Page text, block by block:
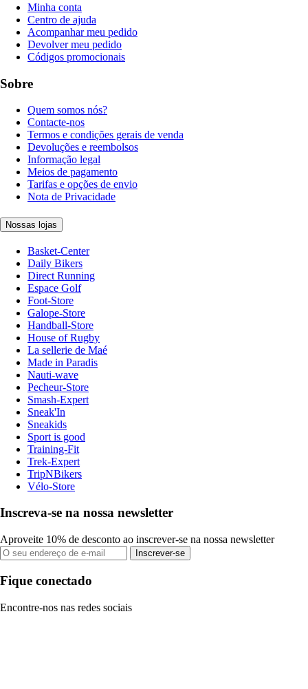
Minha conta
Centro de ajuda
Acompanhar meu pedido
Devolver meu pedido
Códigos promocionais
Sobre
Quem somos nós?
Contacte-nos
Termos e condições gerais de venda
Devoluções e reembolsos
Informação legal
Meios de pagamento
Tarifas e opções de envio
Nota de Privacidade
Nossas lojas
Basket-Center
Daily Bikers
Direct Running
Espace Golf
Foot-Store
Galope-Store
Handball-Store
House of Rugby
La sellerie de Maé
Made in Paradis
Nauti-wave
Pecheur-Store
Smash-Expert
Sneak'In
Sneakids
Sport is good
Training-Fit
Trek-Expert
TripNBikers
Vélo-Store
Inscreva-se na nossa newsletter
Aproveite 10% de desconto ao inscrever-se na nossa newsletter
Inscrever-se
Fique conectado
Encontre-nos nas redes sociais